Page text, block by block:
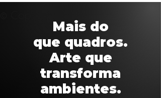
Mais do
que quadros.
Arte que
transforma
ambientes.